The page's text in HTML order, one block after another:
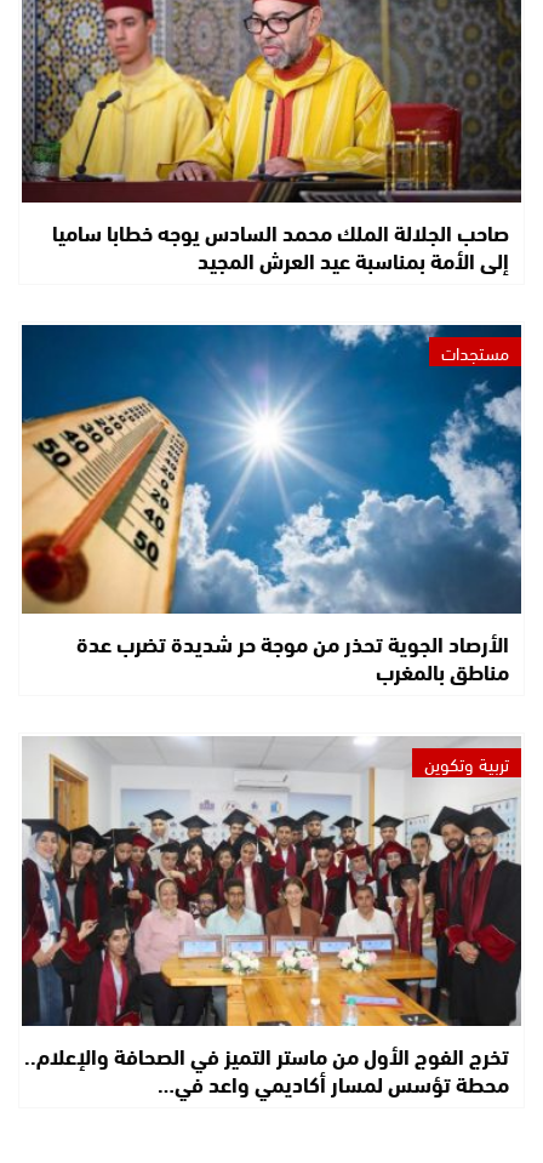
صاحب الجلالة الملك محمد السادس يوجه خطابا ساميا
إلى الأمة بمناسبة عيد العرش المجيد
مستجدات
الأرصاد الجوية تحذر من موجة حر شديدة تضرب عدة
مناطق بالمغرب
تربية وتكوين
تخرج الفوج الأول من ماستر التميز في الصحافة والإعلام..
محطة تؤسس لمسار أكاديمي واعد في…